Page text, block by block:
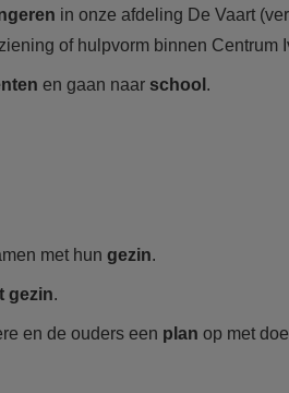
in onze afdeling De Vaart
of hulpvorm binnen Centrum
en gaan naar school .
met hun gezin.
gezin.
en de ouders een plan op met